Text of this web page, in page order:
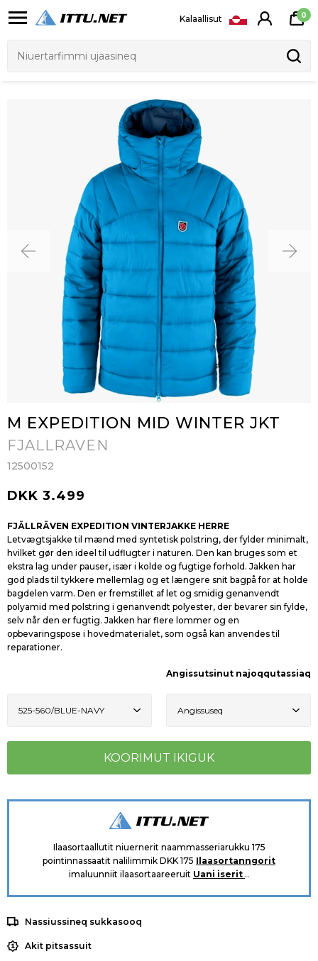
Kalaallisut 0
M EXPEDITION MID WINTER JKT
FJALLRAVEN
12500152
DKK 3.499
FJÄLLRÄVEN EXPEDITION VINTERJAKKE HERRE
Letvægtsjakke til mænd med syntetisk polstring, der fylder minimalt,
hvilket gør den ideel til udflugter i naturen. Den kan bruges som et
ekstra lag under pauser, især i kolde og fugtige forhold. Jakken har
god plads til tykkere mellemlag og et længere snit bagpå for at holde
bagdelen varm. Den er fremstillet af let og smidig genanvendt
polyamid med polstring i genanvendt polyester, der bevarer sin fylde,
selv når den er fugtig. Jakken har flere lommer og en
opbevaringspose i hovedmaterialet, som også kan anvendes til
reparationer.
Angissutsinut najoqqutassiaq
Ilaasortaallutit niuernerit naammasseriarukku 175
pointinnassaatit nalilimmik DKK 175 Ilaasortanngorit
imaluunniit ilaasortaareeruit Uani iserit ..
Nassiussineq sukkasooq
Akit pitsassuit